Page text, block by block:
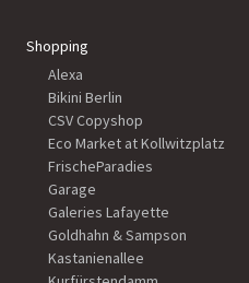
Shopping
Alexa
Bikini Berlin
CSV Copyshop
Eco Market at Kollwitzplatz
FrischeParadies
Garage
Galeries Lafayette
Goldhahn & Sampson
Kastanienallee